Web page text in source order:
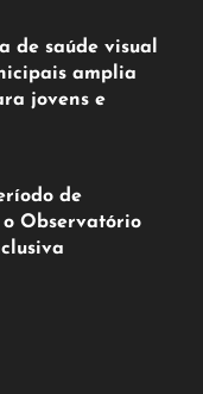
de saúde visual
amplia
jovens e
de
Observatório